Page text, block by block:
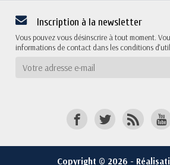
Inscription à la newsletter
Vous pouvez vous désinscrire à tout moment.
informations de contact dans les conditions
Copyright © 2026 -